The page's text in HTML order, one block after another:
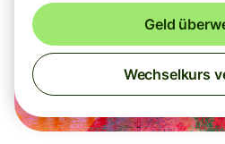
Geld
Wechselkurs